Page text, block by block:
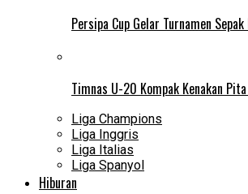
Persipa Cup Gelar Turnamen
Timnas U-20 Kompak Kenakan
Liga Champions
Liga Inggris
Liga Italias
Liga Spanyol
Hiburan